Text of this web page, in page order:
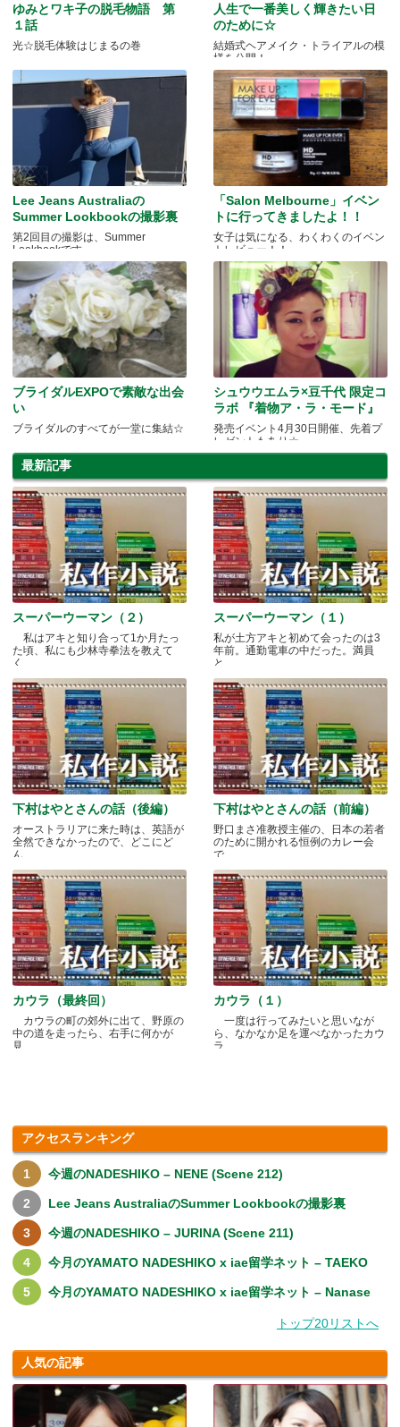
ゆみとワキ子の脱毛物語 第
１話
光☆脱毛体験はじまるの巻
人生で一番美しく輝きたい日
のために☆
結婚式ヘアメイク・トライアルの模
様を公開！
Lee Jeans Australiaの
Summer Lookbookの撮影裏
第2回目の撮影は、Summer
Lookbookです。
「Salon Melbourne」イベン
トに行ってきましたよ！！
女子は気になる、わくわくのイベン
トレビュー！！
ブライダルEXPOで素敵な出会
い
ブライダルのすべてが一堂に集結☆
シュウウエムラ×豆千代 限定コ
ラボ 『着物ア・ラ・モード』
発売イベント4月30日開催、先着プ
レゼントもあり☆
最新記事
スーパーウーマン（２）
私はアキと知り合って1か月たっ
た頃、私にも少林寺拳法を教えて
く.....
スーパーウーマン（１）
私が土方アキと初めて会ったのは3
年前。通勤電車の中だった。満員
と.....
下村はやとさんの話（後編）
オーストラリアに来た時は、英語が
全然できなかったので、どこにど
ん.....
下村はやとさんの話（前編）
野口まさ准教授主催の、日本の若者
のために開かれる恒例のカレー会
で.....
カウラ（最終回）
カウラの町の郊外に出て、野原の
中の道を走ったら、右手に何かが
見.....
カウラ（１）
一度は行ってみたいと思いなが
ら、なかなか足を運べなかったカウ
ラ.....
アクセスランキング
今週のNADESHIKO – NENE (Scene 212)
Lee Jeans AustraliaのSummer Lookbookの撮影裏
今週のNADESHIKO – JURINA (Scene 211)
今月のYAMATO NADESHIKO x iae留学ネット – TAEKO
今月のYAMATO NADESHIKO x iae留学ネット – Nanase
トップ20リストへ
人気の記事